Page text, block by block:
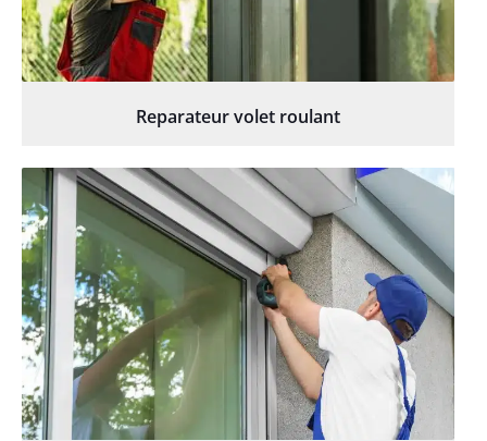
Reparateur volet roulant